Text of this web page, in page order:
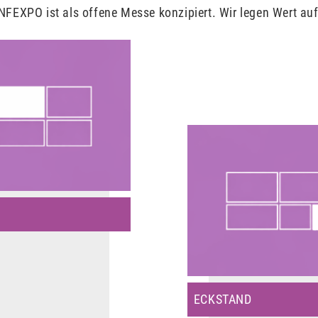
ist als offene Messe konzipiert. Wir legen Wert
ECKSTAND